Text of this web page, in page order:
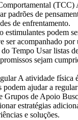
(TCC)
padrões de
de enfrentamento.
estimulantes podem
ser acompanhado
Tempo Usar listas
sejam
A atividade física
podem ajudar a
Grupos de Apoio
estratégias
e soluções.